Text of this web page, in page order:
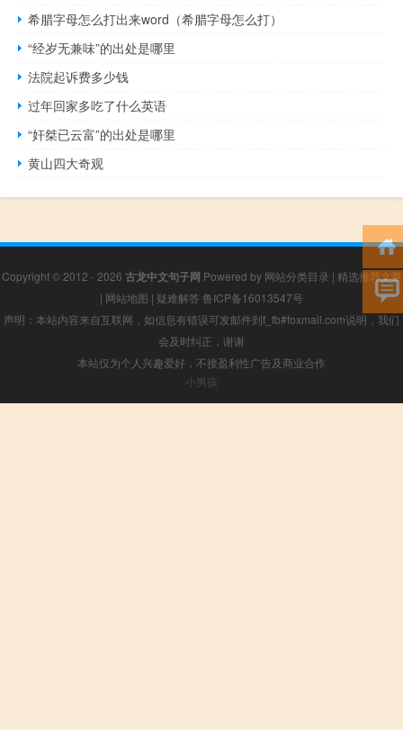
希腊字母怎么打出来word（希腊字母怎么打）
“经岁无兼味”的出处是哪里
法院起诉费多少钱
过年回家多吃了什么英语
“奸桀已云富”的出处是哪里
黄山四大奇观
Copyright © 2012 - 2026 古龙中文句子网 Powered by 网站分类目录 | 精选推荐文章
| 网站地图 | 疑难解答 鲁ICP备16013547号
声明：本站内容来自互联网，如信息有错误可发邮件到f_fb#foxmail.com说明，我们
会及时纠正，谢谢
本站仅为个人兴趣爱好，不接盈利性广告及商业合作
小男孩